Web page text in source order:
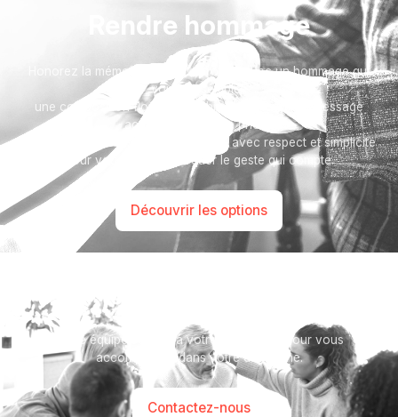
Rendre hommage
Honorez la mémoire de votre proche avec un hommage qui
vous ressemble :
une composition florale, un arbre, ou encore un message
accompagné d'une photo.
Toutes nos options sont présentées avec respect et simplicité
pour vous aider à marquer le geste qui compte.
Découvrir les options
Notre équipe se tient à votre disposition pour vous
accompagner dans votre démarche.
Contactez-nous